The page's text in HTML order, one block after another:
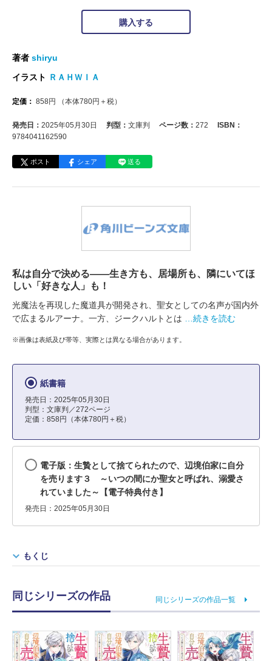
購入する
著者 shiryu
イラスト ＲＡＨＷＩＡ
定価： 858円 （本体780円＋税）
発売日： 2025年05月30日 判型： 文庫判 ページ数： 272
ISBN：
9784041162590
ポスト シェア 送る
私は自分で決める――生き方も、居場所も、隣にいてほ
しい「好きな人」も！
光魔法を再現した魔道具が開発され、聖女としての名声が国内外
で広まるルアーナ。一方、ジークハルトとは
…続きを読む
※画像は表紙及び帯等、実際とは異なる場合があります。
紙書籍
発売日：2025年05月30日
判型：文庫判／272ページ
定価：858円（本体780円＋税）
電子版：生贄として捨てられたので、辺境伯家に自分
を売ります３ ～いつの間にか聖女と呼ばれ、溺愛さ
れていました～【電子特典付き】
発売日：2025年05月30日
もくじ
同じシリーズの作品 同じシリーズの作品一覧